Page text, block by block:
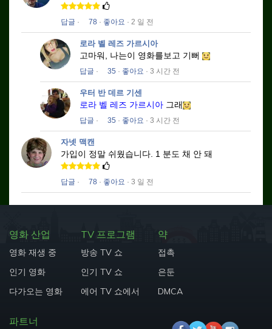
답글 · 78 · 좋아요 · 2 일 전
로라 벨 레즈 가르시아
고마워, 나는이 영화를보고 기뻐
답글 · 35 · 좋아요 · 3 시간 전
우터 반 데르 기센
로라 벨 레즈 가르시아 그래
답글 · 35 · 좋아요 · 3 시간 전
자넷 맥캔
가입이 정말 쉬웠습니다. 1 분도 채 안 돼
답글 · 78 · 좋아요 · 3 일 전
영화 산업
영화 재생 중
인기 영화
다가오는 영화
TV 프로그램
방송 TV 쇼
인기 TV 쇼
에어 TV 쇼에서
약
접촉
은둔
DMCA
파트너